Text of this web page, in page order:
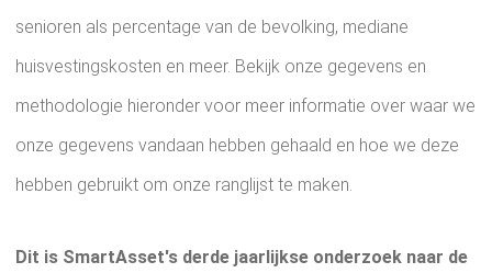
senioren als percentage van de bevolking, mediane
huisvestingskosten en meer. Bekijk onze gegevens en
methodologie hieronder voor meer informatie over waar we
onze gegevens vandaan hebben gehaald en hoe we deze
hebben gebruikt om onze ranglijst te maken.
Dit is SmartAsset's derde jaarlijkse onderzoek naar de